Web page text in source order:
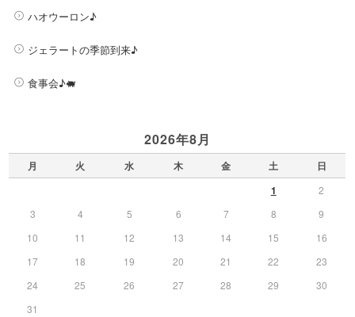
ハオウーロン♪
ジェラートの季節到来♪
食事会♪🐖
2026年8月
月 火 水 木 金 土 日
1
2
3
4 5 6 7 8
9
10
11 12 13 14 15
16
17
18 19 20 21 22
23
24
25 26 27 28 29
30
31